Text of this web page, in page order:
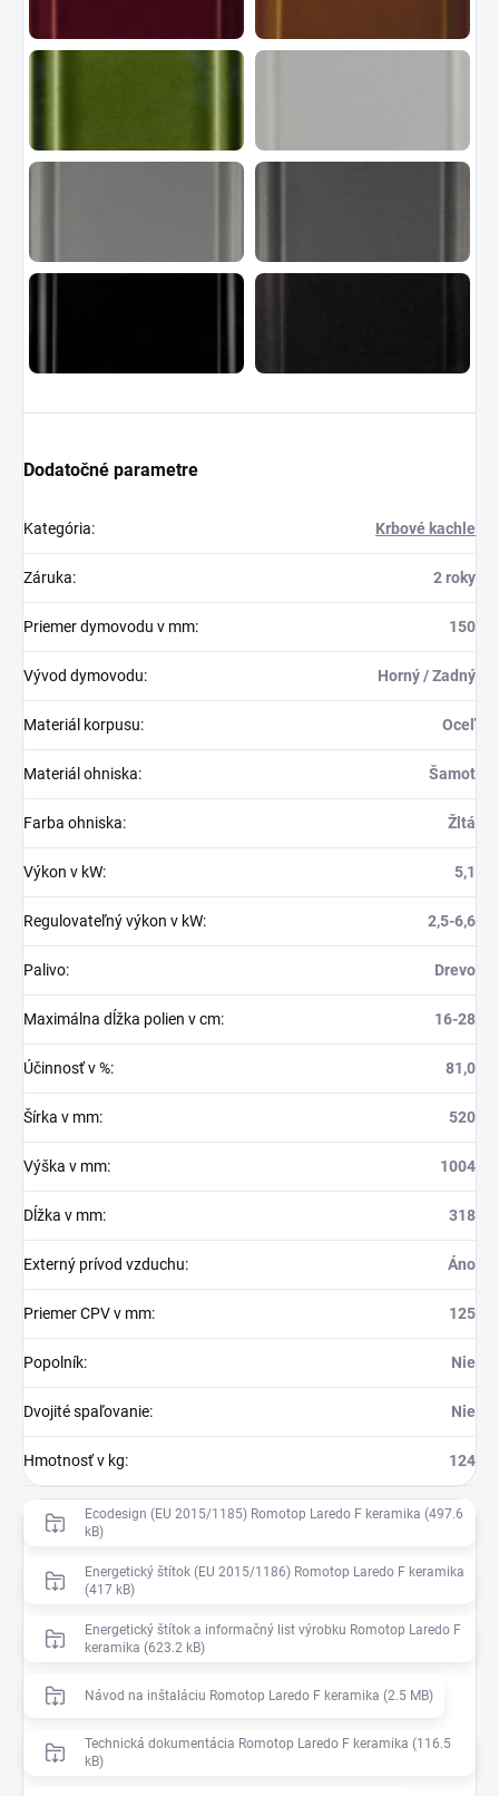
Dodatočné parametre
Kategória: Krbové kachle
Záruka: 2 roky
Priemer dymovodu v mm: 150
Vývod dymovodu: Horný / Zadný
Materiál korpusu: Oceľ
Materiál ohniska: Šamot
Farba ohniska: Žltá
Výkon v kW: 5,1
Regulovateľný výkon v kW: 2,5-6,6
Palivo: Drevo
Maximálna dĺžka polien v cm: 16-28
Účinnosť v %: 81,0
Šírka v mm: 520
Výška v mm: 1004
Dĺžka v mm: 318
Externý prívod vzduchu: Áno
Priemer CPV v mm: 125
Popolník: Nie
Dvojité spaľovanie: Nie
Hmotnosť v kg: 124
Ecodesign (EU 2015/1185) Romotop Laredo F keramika (497.6
kB)
Energetický štítok (EU 2015/1186) Romotop Laredo F keramika
(417 kB)
Energetický štítok a informačný list výrobku Romotop Laredo F
keramika (623.2 kB)
Návod na inštaláciu Romotop Laredo F keramika (2.5 MB)
Technická dokumentácia Romotop Laredo F keramika (116.5
kB)